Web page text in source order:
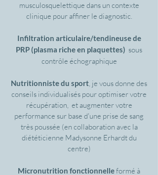
musculosquelettique dans un contexte
clinique pour affiner le diagnostic.
Infiltration articulaire/tendineuse de
PRP (plasma riche en plaquettes) sous
contrôle échographique
Nutritionniste du sport, je vous donne des
conseils individualisés pour optimiser votre
récupération, et augmenter votre
performance sur base d'une prise de sang
très poussée (en collaboration avec la
diététicienne Madysonne Erhardt du
centre)
Micronutrition fonctionnelleformé à